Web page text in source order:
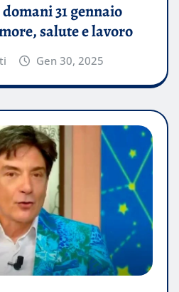
31 gennaio
salute e lavoro
Gen 30, 2025